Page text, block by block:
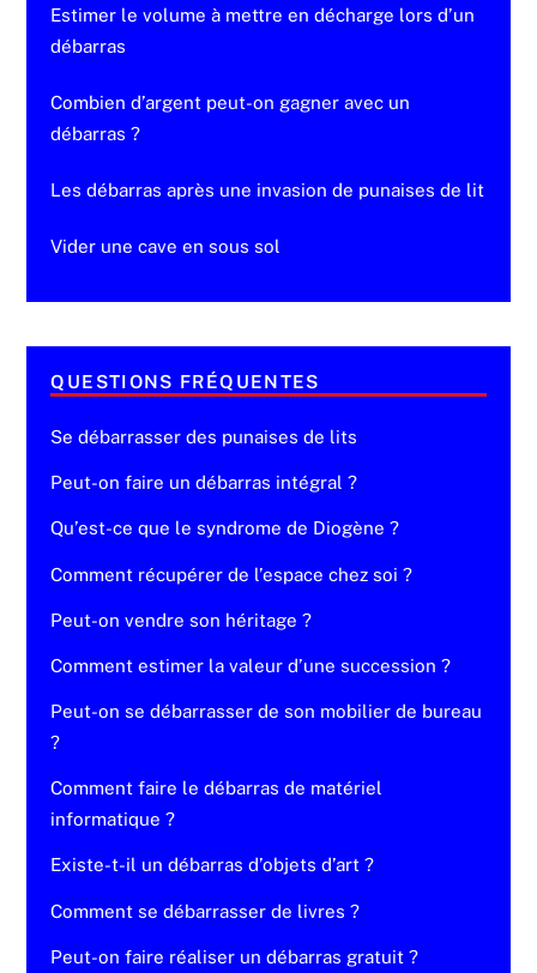
Estimer le volume à mettre en décharge lors d’un
débarras
Combien d’argent peut-on gagner avec un
débarras ?
Les débarras après une invasion de punaises de lit
Vider une cave en sous sol
QUESTIONS FRÉQUENTES
Se débarrasser des punaises de lits
Peut-on faire un débarras intégral ?
Qu’est-ce que le syndrome de Diogène ?
Comment récupérer de l’espace chez soi ?
Peut-on vendre son héritage ?
Comment estimer la valeur d’une succession ?
Peut-on se débarrasser de son mobilier de bureau
?
Comment faire le débarras de matériel
informatique ?
Existe-t-il un débarras d’objets d’art ?
Comment se débarrasser de livres ?
Peut-on faire réaliser un débarras gratuit ?